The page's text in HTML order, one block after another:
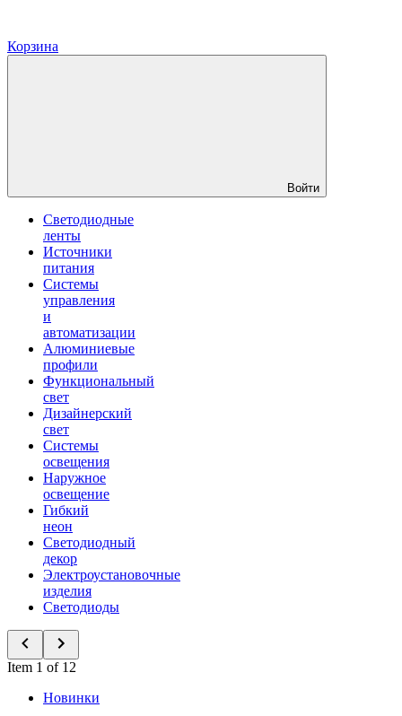
Корзина
Войти
Светодиодные
ленты
Источники
питания
Системы
управления
и
автоматизации
Алюминиевые
профили
Функциональный
свет
Дизайнерский
свет
Системы
освещения
Наружное
освещение
Гибкий
неон
Светодиодный
декор
Электроустановочные
изделия
Светодиоды
Item 1 of 12
Новинки